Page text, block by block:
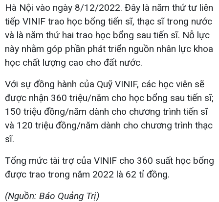
Hà Nội vào ngày 8/12/2022. Đây là năm thứ tư liên
tiếp VINIF trao học bổng tiến sĩ, thạc sĩ trong nước
và là năm thứ hai trao học bổng sau tiến sĩ. Nỗ lực
này nhằm góp phần phát triển nguồn nhân lực khoa
học chất lượng cao cho đất nước.
Với sự đồng hành của Quỹ VINIF, các học viên sẽ
được nhận 360 triệu/năm cho học bổng sau tiến sĩ;
150 triệu đồng/năm dành cho chương trình tiến sĩ
và 120 triệu đồng/năm dành cho chương trình thạc
sĩ.
Tổng mức tài trợ của VINIF cho 360 suất học bổng
được trao trong năm 2022 là 62 tỉ đồng.
(Nguồn: Báo Quảng Trị)